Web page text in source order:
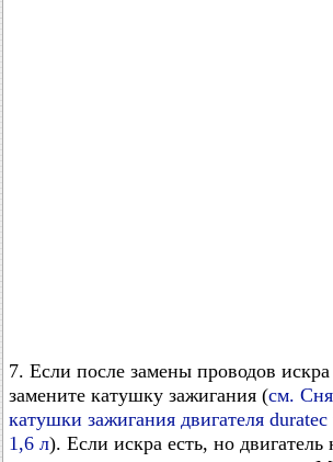
7. Если после замены проводов
замените катушку зажигания (см.
катушки зажигания двигателя
1,6 л). Если искра есть, но двигатель